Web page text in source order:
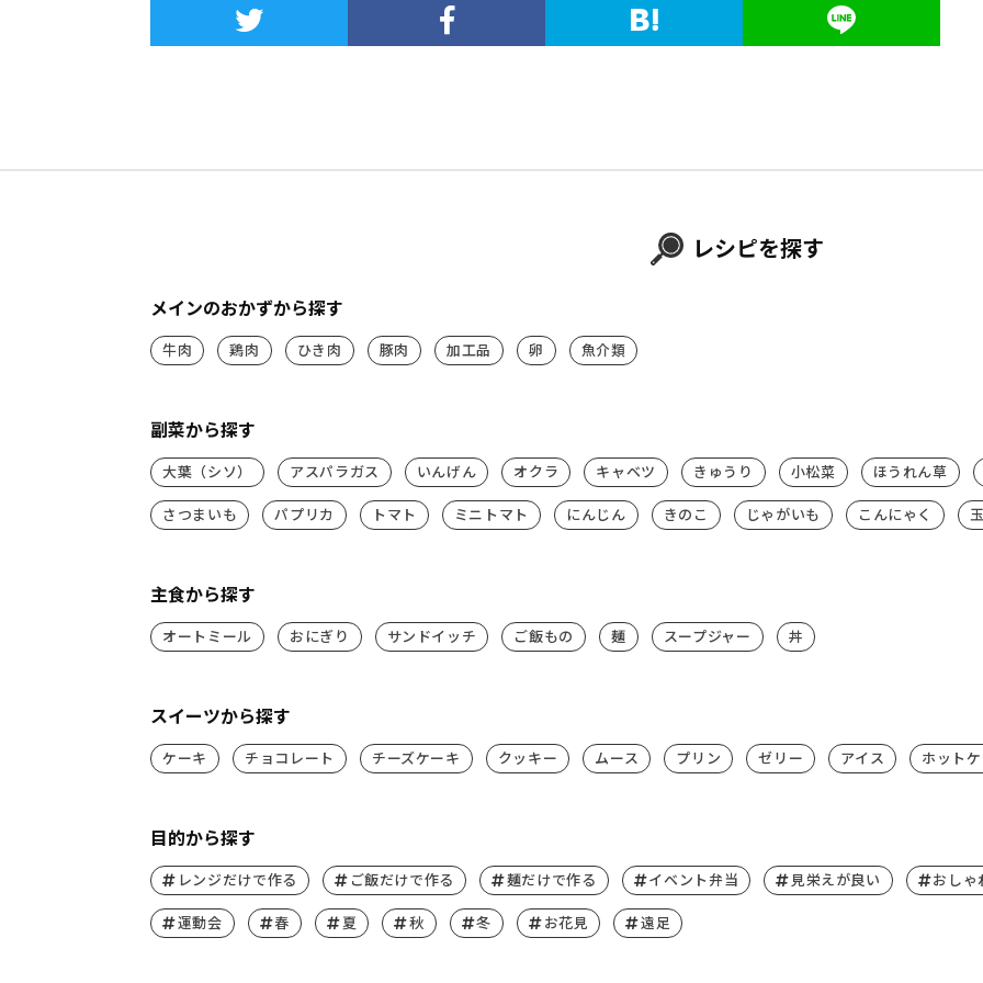
レシピを探す
メインのおかずから探す
牛肉 鶏肉 ひき肉 豚肉 加工品 卵 魚介類
副菜から探す
大葉（シソ） アスパラガス いんげん オクラ キャベツ きゅうり 小松菜 ほうれん草
さつまいも パプリカ トマト ミニトマト にんじん きのこ じゃがいも こんにゃく
主食から探す
オートミール おにぎり サンドイッチ ご飯もの 麺 スープジャー 丼
スイーツから探す
ケーキ チョコレート チーズケーキ クッキー ムース プリン ゼリー アイス ホット
目的から探す
レンジだけで作る ご飯だけで作る 麺だけで作る イベント弁当 見栄えが良い おしゃ
運動会 春 夏 秋 冬 お花見 遠足